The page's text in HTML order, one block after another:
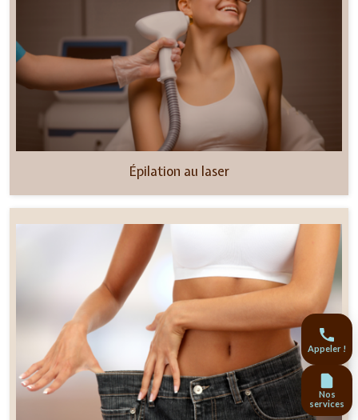
Épilation au laser
Appeler !
Nos
services